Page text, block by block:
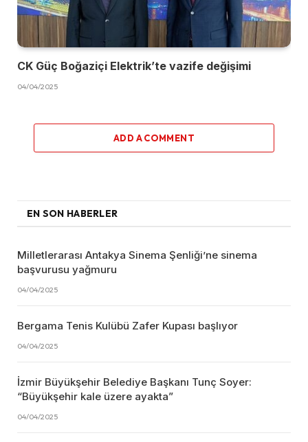
CK Güç Boğaziçi Elektrik’te vazife değişimi
04/04/2025
ADD A COMMENT
EN SON HABERLER
Milletlerarası Antakya Sinema Şenliği’ne sinema
başvurusu yağmuru
04/04/2025
Bergama Tenis Kulübü Zafer Kupası başlıyor
04/04/2025
İzmir Büyükşehir Belediye Başkanı Tunç Soyer:
“Büyükşehir kale üzere ayakta”
04/04/2025